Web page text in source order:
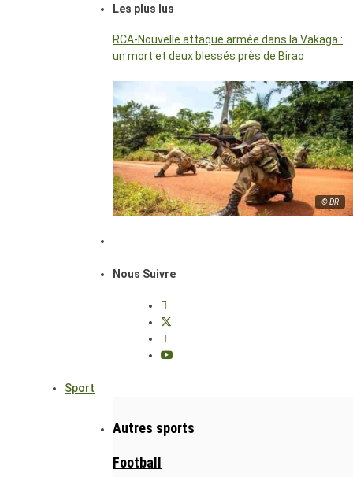
Les plus lus
RCA-Nouvelle attaque armée dans la Vakaga :
un mort et deux blessés près de Birao
© DR
Nous Suivre
Sport
Autres sports
Football